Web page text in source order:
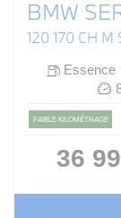
BMW
120 170 CH M
Essence
FAIBLE KILOMÉTRAGE
36